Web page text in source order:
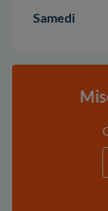
Samedi